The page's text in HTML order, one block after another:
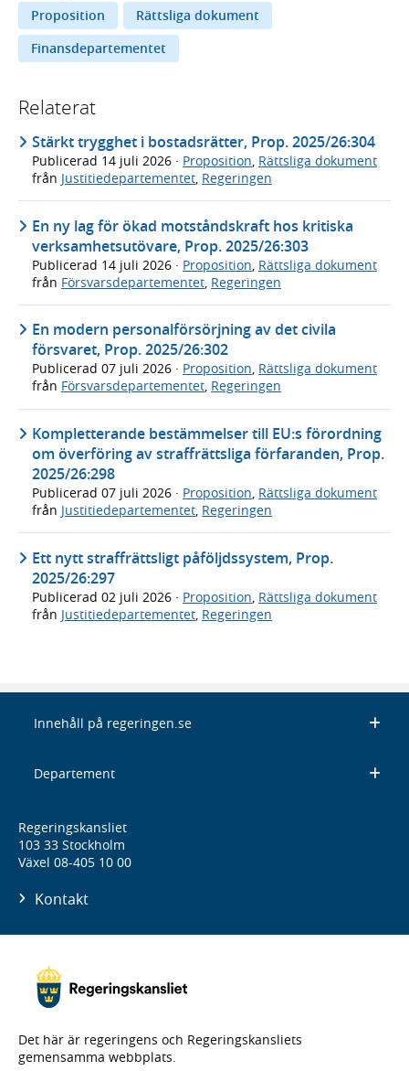
Proposition
Rättsliga dokument
Finansdepartementet
Relaterat
Stärkt trygghet i bostadsrätter, Prop. 2025/26:304
Publicerad 14 juli 2026 · Proposition, Rättsliga dokument
från Justitiedepartementet, Regeringen
En ny lag för ökad motståndskraft hos kritiska
verksamhetsutövare, Prop. 2025/26:303
Publicerad 14 juli 2026 · Proposition Rättsliga dokument
från Försvarsdepartementet Regeringen
En modern personalförsörjning av det civila
försvaret, Prop. 2025/26:302
Publicerad 07 juli 2026 · Proposition, Rättsliga dokument
från Försvarsdepartementet, Regeringen
Kompletterande bestämmelser till EU:s förordning
om överföring av straffrättsliga förfaranden, Prop.
2025/26:298
Publicerad 07 juli 2026 · Proposition, Rättsliga dokument
från Justitiedepartementet, Regeringen
Ett nytt straffrättsligt påföljdssystem, Prop.
2025/26:297
Publicerad 02 juli 2026 · Proposition Rättsliga dokument
från Justitiedepartementet Regeringen
Innehåll på regeringen.se
Departement
Regeringskansliet
103 33 Stockholm
Växel 08-405 10 00
Kontakt
Det här är regeringens och Regeringskansliets
gemensamma webbplats.